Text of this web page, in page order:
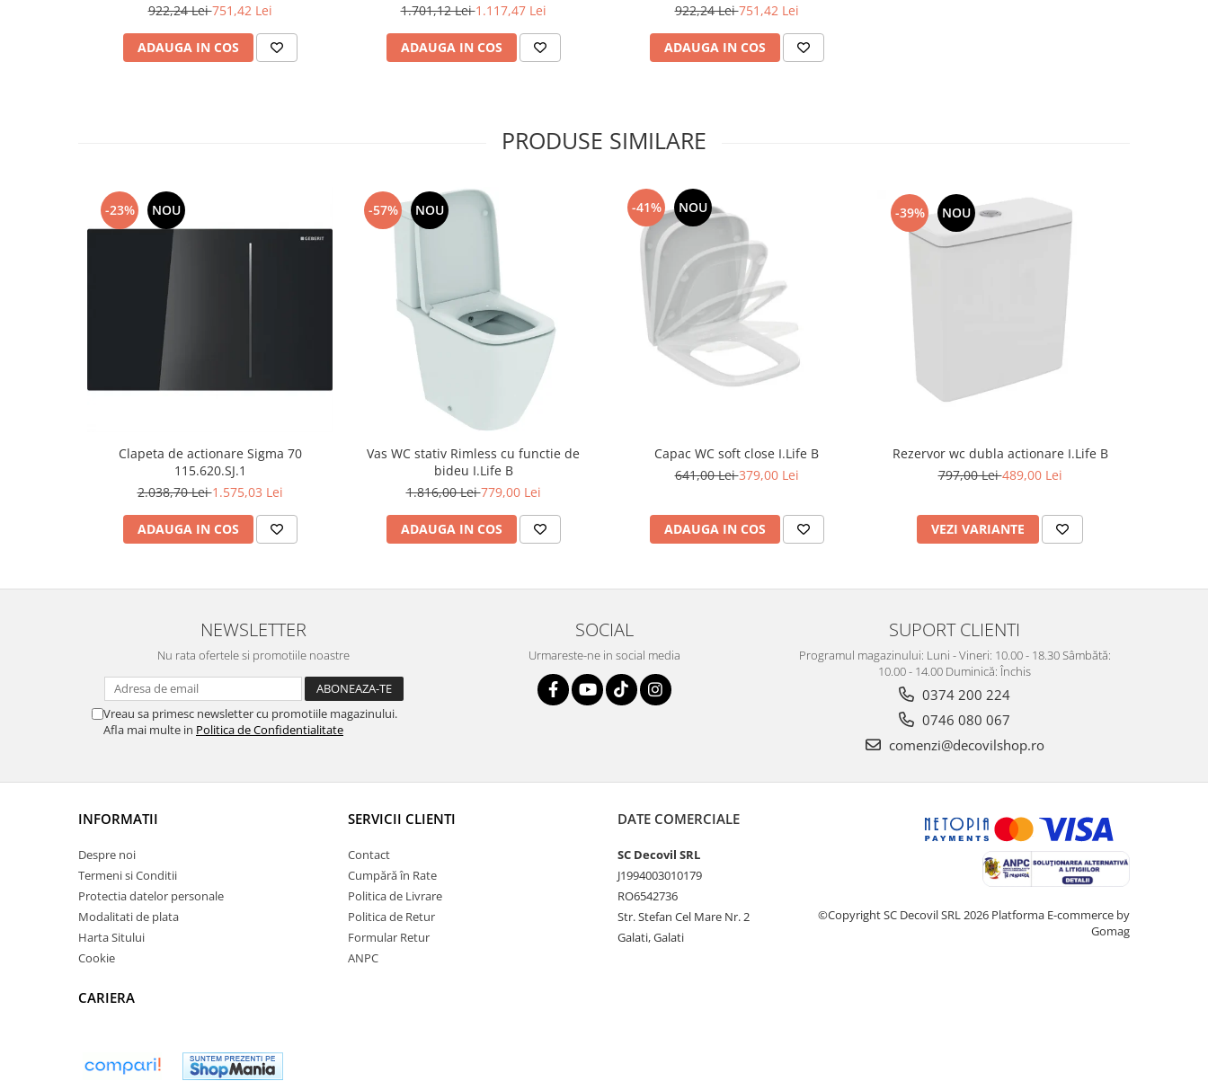
922,24 Lei751,42 Lei
ADAUGA IN COS
1.701,12 Lei1.117,47 Lei
ADAUGA IN COS
922,24 Lei751,42 Lei
ADAUGA IN COS
PRODUSE SIMILARE
-23% NOU
Clapeta de actionare Sigma 70
115.620.SJ.1
2.038,70 Lei1.575,03 Lei
ADAUGA IN COS
-57% NOU
Vas WC stativ Rimless cu functie de
bideu I.Life B
1.816,00 Lei779,00 Lei
ADAUGA IN COS
-41% NOU
Capac WC soft close I.Life B
641,00 Lei379,00 Lei
ADAUGA IN COS
-39% NOU
Rezervor wc dubla actionare I.Life B
797,00 Lei489,00 Lei
VEZI VARIANTE
NEWSLETTER
Nu rata ofertele si promotiile noastre
Vreau sa primesc newsletter cu promotiile magazinului.
Afla mai multe in Politica de Confidentialitate
SOCIAL
Urmareste-ne in social media
SUPORT CLIENTI
Programul magazinului: Luni - Vineri: 10.00 - 18.30 Sâmbătă:
10.00 - 14.00 Duminică: Închis
0374 200 224
0746 080 067
comenzi@decovilshop.ro
INFORMATII
Despre noi
Termeni si Conditii
Protectia datelor personale
Modalitati de plata
Harta Sitului
Cookie
CARIERA
SERVICII CLIENTI
Contact
Cumpără în Rate
Politica de Livrare
Politica de Retur
Formular Retur
ANPC
DATE COMERCIALE
SC Decovil SRL
J1994003010179
RO6542736
Str. Stefan Cel Mare Nr. 2
Galati, Galati
©Copyright SC Decovil SRL 2026 Platforma E-commerce by
Gomag